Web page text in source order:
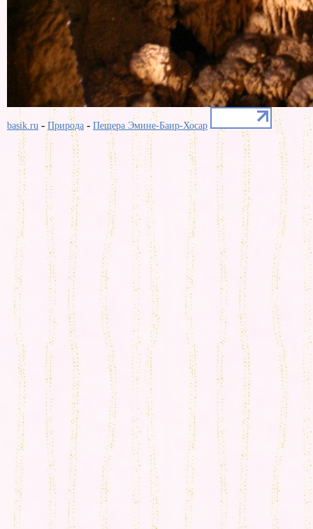
basik.ru - Природа - Пещера Эмине-Баир-Хосар